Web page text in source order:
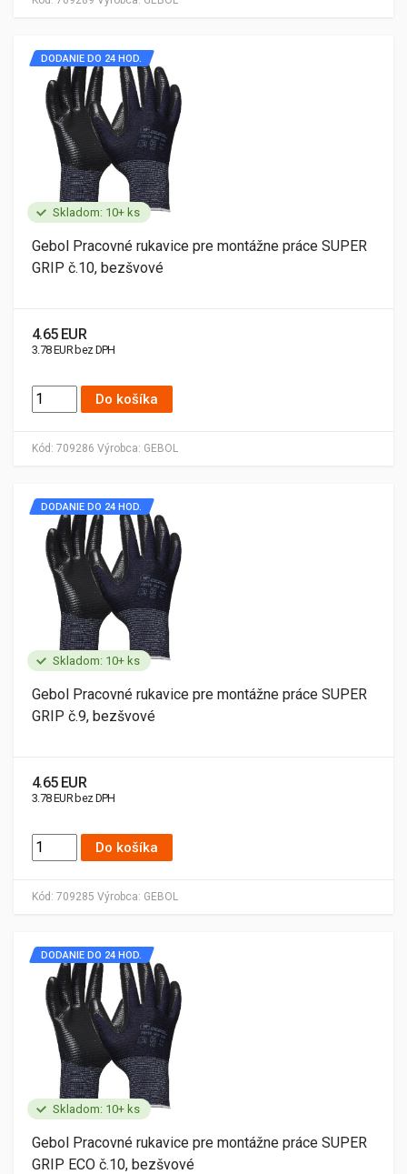
Skladom: 10+ ks
Kód: 709286 Výrobca: GEBOL
DODANIE DO 24 HOD.
Gebol Pracovné rukavice pre montážne práce SUPER
GRIP č.10, bezšvové
4.65 EUR
3.78 EUR bez DPH
Do košíka
Skladom: 10+ ks
Kód: 709285 Výrobca: GEBOL
DODANIE DO 24 HOD.
Gebol Pracovné rukavice pre montážne práce SUPER
GRIP č.9, bezšvové
4.65 EUR
3.78 EUR bez DPH
Do košíka
Skladom: 10+ ks
DODANIE DO 24 HOD.
Gebol Pracovné rukavice pre montážne práce SUPER
GRIP ECO č.10, bezšvové